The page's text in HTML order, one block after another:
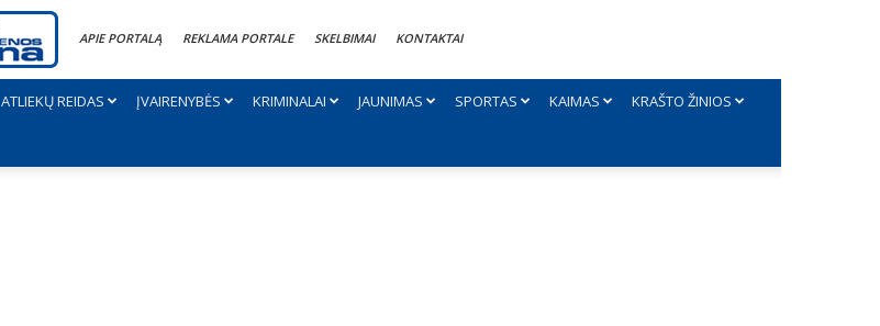
APIE PORTALĄ REKLAMA PORTALE SKELBIMAI KONTAKTAI
ATLIEKŲ REIDAS ĮVAIRENYBĖS KRIMINALAI JAUNIMAS SPORTAS KAIMAS KRAŠTO ŽINIOS